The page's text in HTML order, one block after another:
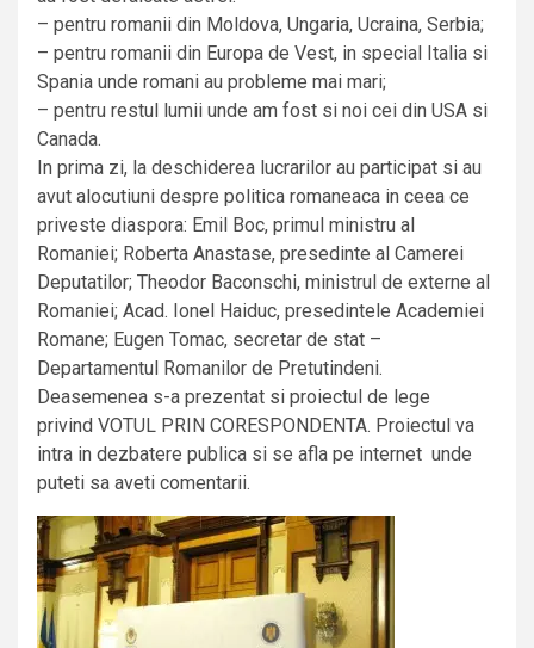
– pentru romanii din Moldova, Ungaria, Ucraina, Serbia;
– pentru romanii din Europa de Vest, in special Italia si
Spania unde romani au probleme mai mari;
– pentru restul lumii unde am fost si noi cei din USA si
Canada.
In prima zi, la deschiderea lucrarilor au participat si au
avut alocutiuni despre politica romaneaca in ceea ce
priveste diaspora: Emil Boc, primul ministru al
Romaniei; Roberta Anastase, presedinte al Camerei
Deputatilor; Theodor Baconschi, ministrul de externe al
Romaniei; Acad. Ionel Haiduc, presedintele Academiei
Romane; Eugen Tomac, secretar de stat –
Departamentul Romanilor de Pretutindeni.
Deasemenea s-a prezentat si proiectul de lege
privind VOTUL PRIN CORESPONDENTA. Proiectul va
intra in dezbatere publica si se afla pe internet unde
puteti sa aveti comentarii.